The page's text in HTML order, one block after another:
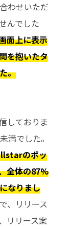
わせいただ
んでした
面上に表示
を抱いたタ
。
しておりま
満でした。
のポッ
全体の87%
なりまし
、リリース
リリース案